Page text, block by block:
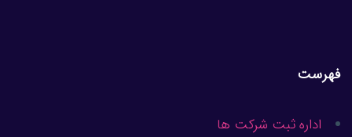
فهرست
اداره ثبت شرکت ها